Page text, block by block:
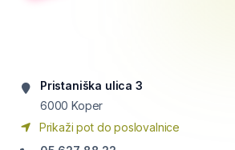
Pristaniška ulica 3
6000 Koper
Prikaži pot do poslovalnice